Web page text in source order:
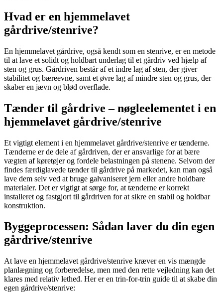
Hvad er en hjemmelavet
gårdrive/stenrive?
En hjemmelavet gårdrive, også kendt som en stenrive, er en metode
til at lave et solidt og holdbart underlag til et gårdriv ved hjælp af
sten og grus. Gårdriven består af et indre lag af sten, der giver
stabilitet og bæreevne, samt et øvre lag af mindre sten og grus, der
skaber en jævn og blød overflade.
Tænder til gårdrive – nøgleelementet i en
hjemmelavet gårdrive/stenrive
Et vigtigt element i en hjemmelavet gårdrive/stenrive er tænderne.
Tænderne er de dele af gårdriven, der er ansvarlige for at bære
vægten af køretøjer og fordele belastningen på stenene. Selvom der
findes færdiglavede tænder til gårdrive på markedet, kan man også
lave dem selv ved at bruge galvaniseret jern eller andre holdbare
materialer. Det er vigtigt at sørge for, at tænderne er korrekt
installeret og fastgjort til gårdriven for at sikre en stabil og holdbar
konstruktion.
Byggeprocessen: Sådan laver du din egen
gårdrive/stenrive
At lave en hjemmelavet gårdrive/stenrive kræver en vis mængde
planlægning og forberedelse, men med den rette vejledning kan det
klares med relativ lethed. Her er en trin-for-trin guide til at skabe din
egen gårdrive/stenrive: